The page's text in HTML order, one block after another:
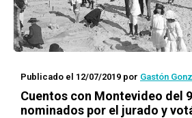
Publicado el 12/07/2019 por Gastón
Cuentos con Montevideo del
nominados por el jurado y